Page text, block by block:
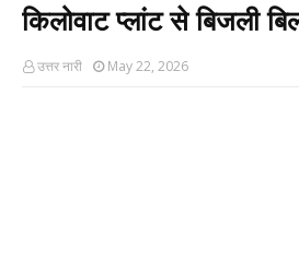
किलोवाट प्लांट से बिजली
उत्तर नारी May 22, 2026